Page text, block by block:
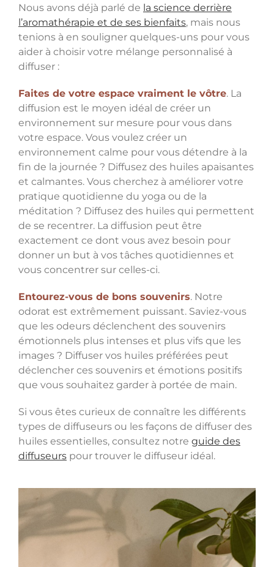
Nous avons déjà parlé de la science derrière
l’aromathérapie et de ses bienfaits, mais nous
tenions à en souligner quelques-uns pour vous
aider à choisir votre mélange personnalisé à
diffuser :
Faites de votre espace vraiment le vôtre. La
diffusion est le moyen idéal de créer un
environnement sur mesure pour vous dans
votre espace. Vous voulez créer un
environnement calme pour vous détendre à la
fin de la journée ? Diffusez des huiles apaisantes
et calmantes. Vous cherchez à améliorer votre
pratique quotidienne du yoga ou de la
méditation ? Diffusez des huiles qui permettent
de se recentrer. La diffusion peut être
exactement ce dont vous avez besoin pour
donner un but à vos tâches quotidiennes et
vous concentrer sur celles-ci.
Entourez-vous de bons souvenirs. Notre
odorat est extrêmement puissant. Saviez-vous
que les odeurs déclenchent des souvenirs
émotionnels plus intenses et plus vifs que les
images ? Diffuser vos huiles préférées peut
déclencher ces souvenirs et émotions positifs
que vous souhaitez garder à portée de main.
Si vous êtes curieux de connaître les différents
types de diffuseurs ou les façons de diffuser des
huiles essentielles, consultez notre guide des
diffuseurspour trouver le diffuseur idéal.